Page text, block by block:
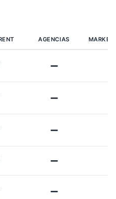
AGENCIAS
➖
➖
➖
➖
➖